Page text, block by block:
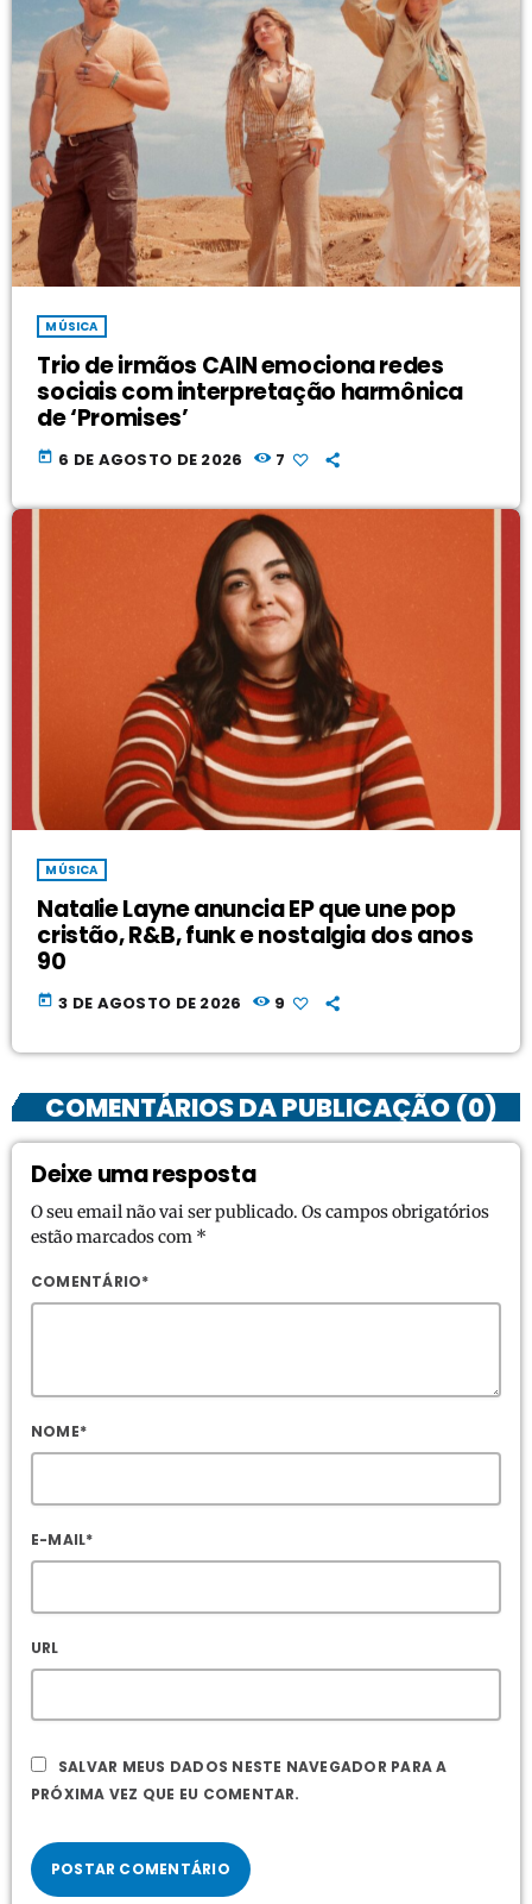
MÚSICA
Trio de irmãos CAIN emociona redes
sociais com interpretação harmônica
de ‘Promises’
today 6 DE AGOSTO DE 2026 7
MÚSICA
Natalie Layne anuncia EP que une pop
cristão, R&B, funk e nostalgia dos anos
90
today 3 DE AGOSTO DE 2026 9
COMENTÁRIOS DA PUBLICAÇÃO (0)
Deixe uma resposta
O seu email não vai ser publicado. Os campos obrigatórios
estão marcados com *
COMENTÁRIO*
NOME*
E-MAIL*
URL
SALVAR MEUS DADOS NESTE NAVEGADOR PARA A
PRÓXIMA VEZ QUE EU COMENTAR.